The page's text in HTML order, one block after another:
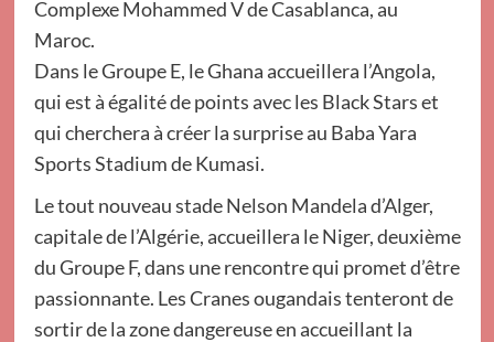
Complexe Mohammed V de Casablanca, au
Maroc.
Dans le Groupe E, le Ghana accueillera l’Angola,
qui est à égalité de points avec les Black Stars et
qui cherchera à créer la surprise au Baba Yara
Sports Stadium de Kumasi.
Le tout nouveau stade Nelson Mandela d’Alger,
capitale de l’Algérie, accueillera le Niger, deuxième
du Groupe F, dans une rencontre qui promet d’être
passionnante. Les Cranes ougandais tenteront de
sortir de la zone dangereuse en accueillant la